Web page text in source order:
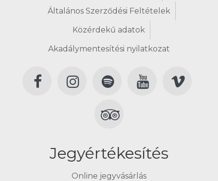
Általános Szerződési Feltételek
Közérdekű adatok
Akadálymentesítési nyilatkozat
Jegyértékesítés
Online jegyvásárlás